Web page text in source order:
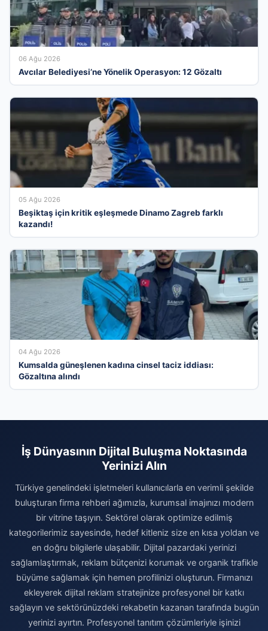
06 Ağu 2026
Avcılar Belediyesi’ne Yönelik Operasyon: 12 Gözaltı
05 Ağu 2026
Beşiktaş için kritik eşleşmede Dinamo Zagreb farklı
kazandı!
04 Ağu 2026
Kumsalda güneşlenen kadına cinsel taciz iddiası:
Gözaltına alındı
İş Dünyasının Dijital Buluşma Noktasında
Yerinizi Alın
Türkiye genelindeki işletmeleri kullanıcılarla en verimli şekilde
buluşturan firma rehberi ağımızla, kurumsal imajınızı modern
bir vitrine taşıyın. Sektörel olarak optimize edilmiş
kategorilerimiz sayesinde, hedef kitleniz size en kısa yoldan ve
en doğru bilgilerle ulaşabilir. Dijital pazardaki yerinizi
sağlamlaştırmak, reklam bütçenizi korumak ve organik trafikle
büyüme sağlamak için hemen profilinizi oluşturun. Firmanızı
ekleyerek dijital reklam stratejinize profesyonel bir katkı
sağlayın ve sektörünüzdeki rekabetin kazanan tarafında bugün
yerinizi ayırtın. Profesyonel tanıtım çözümleriyle işinizi